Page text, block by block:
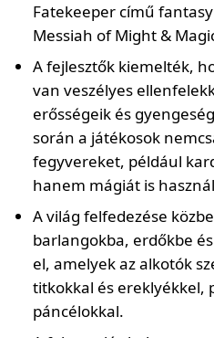
Fatekeeper című
Messiah of Might &
A fejlesztők kiemelték,
van veszélyes
erősségeik és
során a játékosok
fegyvereket, például
hanem mágiát is
A világ felfedezése
barlangokba, erdőkbe
el, amelyek az alkotók
titkokkal és ereklyékkel,
páncélokkal.